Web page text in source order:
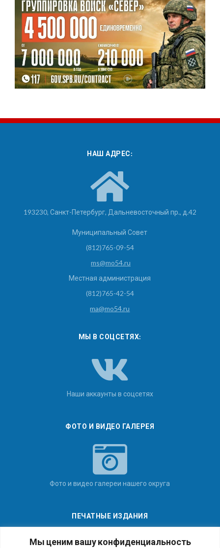
Мы ценим вашу конфиденциальность
НАШ АДРЕС:
193230, Санкт-Петербург, Дальневосточный пр., д.42
Муниципальный Совет
(812)765-09-54
ms@mo54.ru
Местная администрация
(812)765-42-54
ma@mo54.ru
МЫ В СОЦСЕТЯХ:
Наши аккаунты в соцсетях
ФОТО И ВИДЕО ГАЛЕРЕЯ
Фото и видео галереи нашего округа
ПЕЧАТНЫЕ ИЗДАНИЯ